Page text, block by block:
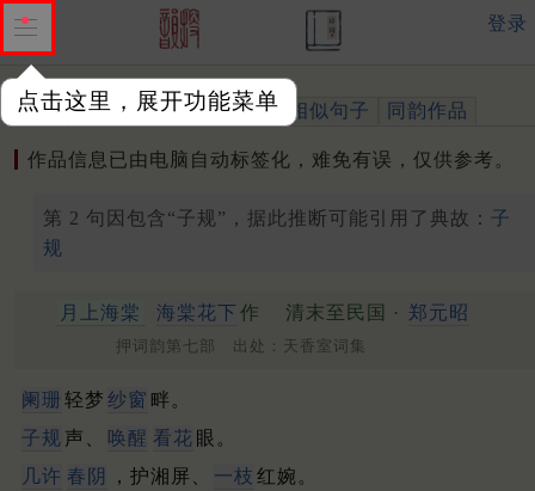
点击这里，展开功能菜单
登录
作品 标注四声 出处、引用 相似句子 同韵作品
作品信息已由电脑自动标签化，难免有误，仅供参考。
第 2 句因包含“子规”，据此推断可能引用了典故： 子
规
月上海棠 海棠花下 作 清末至民国 · 郑元昭
押词韵第七部 出处：天香室词集
阑珊 轻梦 纱窗 畔。
子规 声、 唤醒 看花 眼。
几许 春阴 ，护湘屏、 一枝 红婉。